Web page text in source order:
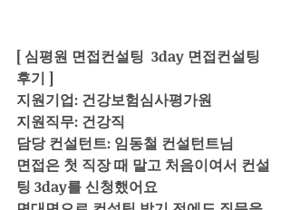
[ 심평원 면접컨설팅  3day 면접컨설팅
후기 ]
지원기업: 건강보험심사평가원
지원직무: 건강직
담당 컨설턴트: 임동철 컨설턴트님
면접은 첫 직장 때 말고 처음이여서 컨설
팅 3day를 신청했어요